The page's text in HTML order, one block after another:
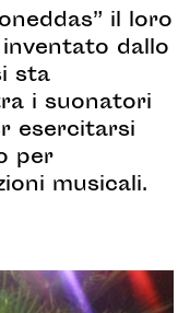
il loro
dallo
sta
i suonatori
esercitarsi
per
musicali.